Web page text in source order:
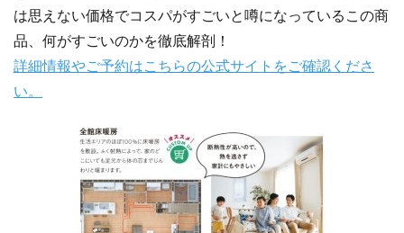
は思えない価格でコスパがすごいと噂になっているこの商
品、何がすごいのかを徹底解剖！
詳細情報やご予約はこちらの公式サイトをご確認くださ
い。